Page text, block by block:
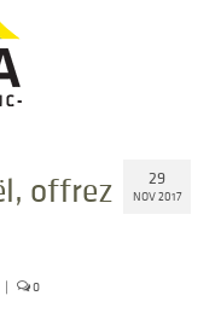
29
NOV 2017
offrez
| 0